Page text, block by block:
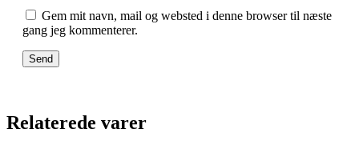
Gem mit navn, mail og websted i denne browser til næste
gang jeg kommenterer.
Relaterede varer